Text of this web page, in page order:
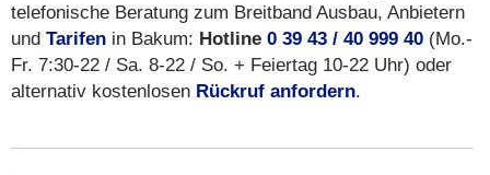
telefonische Beratung zum Breitband Ausbau, Anbietern
und Tarifen in Bakum: Hotline 0 39 43 / 40 999 40 (Mo.-
Fr. 7:30-22 / Sa. 8-22 / So. + Feiertag 10-22 Uhr) oder
alternativ kostenlosen Rückruf anfordern.